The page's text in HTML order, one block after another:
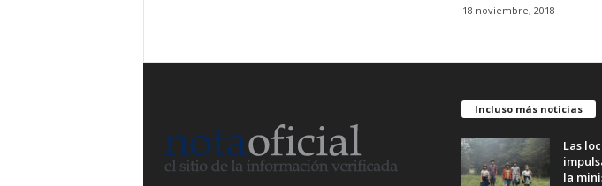
18 noviembre, 2018
Incluso más noticias
Las
la